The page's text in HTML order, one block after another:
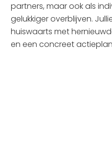
partners, maar ook als
gelukkiger overblijven.
huiswaarts met
en een concreet